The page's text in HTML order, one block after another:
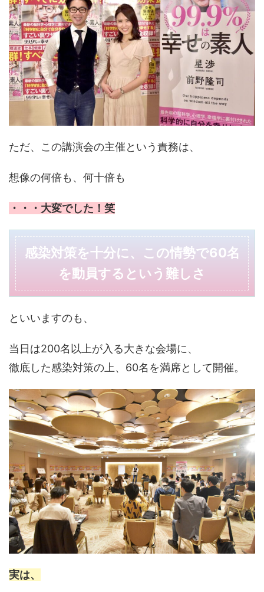
ただ、この講演会の主催という責務は、
想像の何倍も、何十倍も
・・・大変でした！笑
感染対策を十分に、この情勢で60名
を動員するという難しさ
といいますのも、
当日は200名以上が入る大きな会場に、
徹底した感染対策の上、60名を満席として開催。
実は、